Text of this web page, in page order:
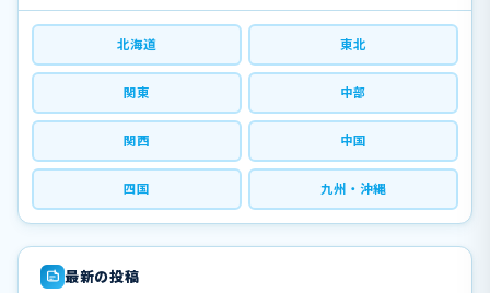
北海道 東北
関東 中部
関西 中国
四国 九州・沖縄
最新の投稿